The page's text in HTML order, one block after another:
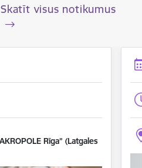
Skatīt visus notikumus
Rīga” (Latgales